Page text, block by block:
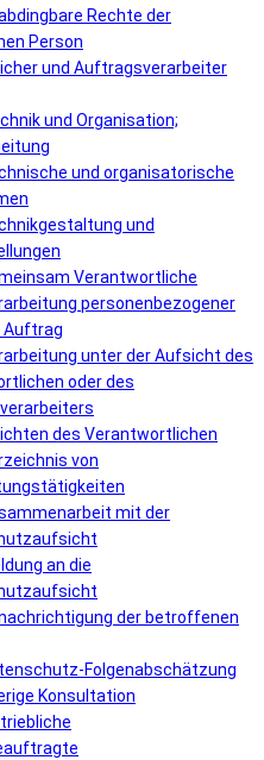
Rechte der
Person
und Auftragsverarbeiter
und Organisation;
und organisatorische
und
Verantwortliche
personenbezogener
Auftrag
unter der Aufsicht des
oder des
des Verantwortlichen
von
mit der
an die
der betroffenen
Folgenabschätzung
Konsultation